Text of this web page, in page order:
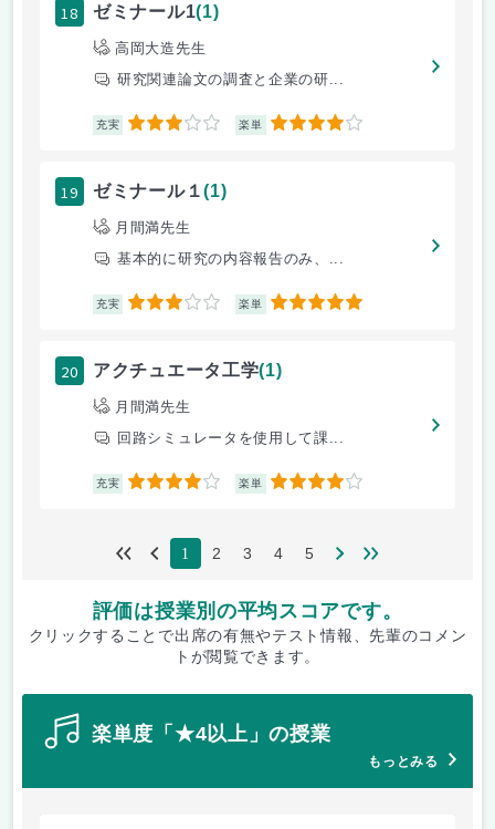
18 ゼミナール1(1)
高岡大造先生
研究関連論文の調査と企業の研...
充実 3 楽単 4
19 ゼミナール１(1)
月間満先生
基本的に研究の内容報告のみ、...
充実 3 楽単 5
20 アクチュエータ工学(1)
月間満先生
回路シミュレータを使用して課...
充実 4 楽単 4
1 2 3 4 5
評価は授業別の平均スコアです。
クリックすることで出席の有無やテスト情報、先輩のコメン
トが閲覧できます。
楽単度「★4以上」の授業
もっとみる